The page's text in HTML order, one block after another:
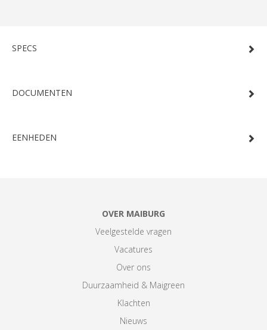
SPECS
DOCUMENTEN
EENHEDEN
OVER MAIBURG
Veelgestelde vragen
Vacatures
Over ons
Duurzaamheid & Maigreen
Klachten
Nieuws